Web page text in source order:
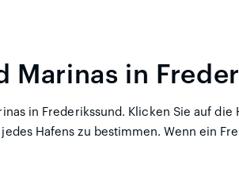
Marinas in
in Frederikssund. Klicken Sie auf
Hafens zu bestimmen. Wenn ein